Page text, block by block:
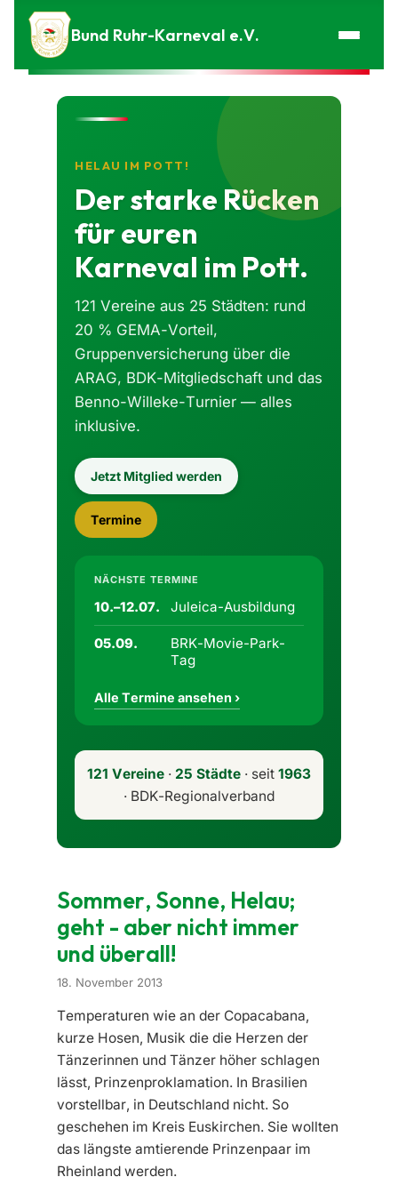
Zum Inhalt springen
Bund Ruhr-Karneval e.V.
HELAU IM POTT!
Der starke Rücken
für euren
Karneval im Pott.
121 Vereine aus 25 Städten: rund
20 % GEMA-Vorteil,
Gruppenversicherung über die
ARAG, BDK-Mitgliedschaft und das
Benno-Willeke-Turnier — alles
inklusive.
Jetzt Mitglied werden
Termine
NÄCHSTE TERMINE
10.–12.07. Juleica-Ausbildung
05.09.
BRK-Movie-Park-
Tag
Alle Termine ansehen ›
121 Vereine · 25 Städte · seit 1963
· BDK-Regionalverband
Sommer, Sonne, Helau;
geht - aber nicht immer
und überall!
18. November 2013
Temperaturen wie an der Copacabana,
kurze Hosen, Musik die die Herzen der
Tänzerinnen und Tänzer höher schlagen
lässt, Prinzenproklamation. In Brasilien
vorstellbar, in Deutschland nicht. So
geschehen im Kreis Euskirchen. Sie wollten
das längste amtierende Prinzenpaar im
Rheinland werden.